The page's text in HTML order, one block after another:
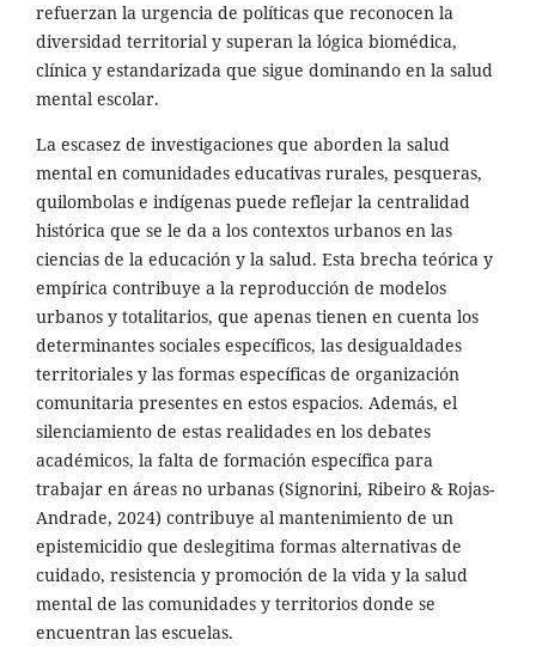
refuerzan la urgencia de políticas que reconocen la
diversidad territorial y superan la lógica biomédica,
clínica y estandarizada que sigue dominando en la salud
mental escolar.
La escasez de investigaciones que aborden la salud
mental en comunidades educativas rurales, pesqueras,
quilombolas e indígenas puede reflejar la centralidad
histórica que se le da a los contextos urbanos en las
ciencias de la educación y la salud. Esta brecha teórica y
empírica contribuye a la reproducción de modelos
urbanos y totalitarios, que apenas tienen en cuenta los
determinantes sociales específicos, las desigualdades
territoriales y las formas específicas de organización
comunitaria presentes en estos espacios. Además, el
silenciamiento de estas realidades en los debates
académicos, la falta de formación específica para
trabajar en áreas no urbanas (Signorini, Ribeiro & Rojas-
Andrade, 2024) contribuye al mantenimiento de un
epistemicidio que deslegitima formas alternativas de
cuidado, resistencia y promoción de la vida y la salud
mental de las comunidades y territorios donde se
encuentran las escuelas.